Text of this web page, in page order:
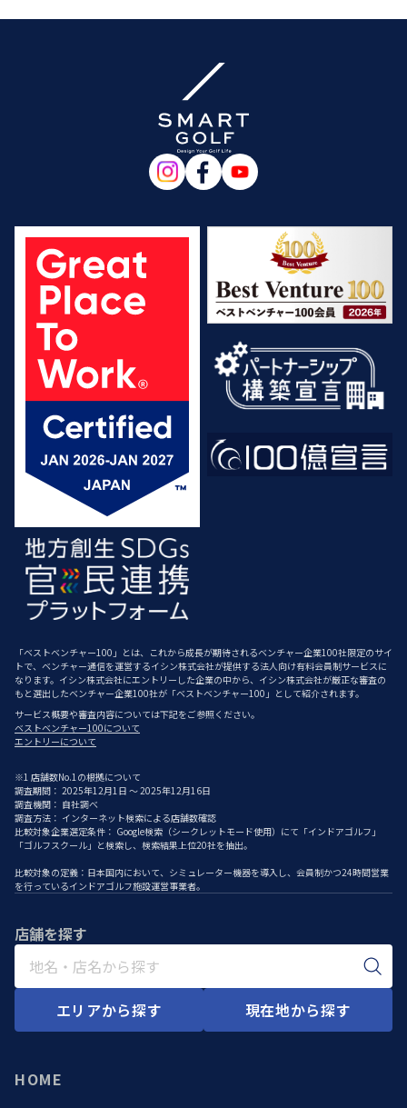
「ベストベンチャー100」とは、これから成長が期待されるベンチャー企業100社限定のサイ
トで、ベンチャー通信を運営するイシン株式会社が提供する法人向け有料会員制サービスに
なります。イシン株式会社にエントリーした企業の中から、イシン株式会社が厳正な審査の
もと選出したベンチャー企業100社が「ベストベンチャー100」として紹介されます。
サービス概要や審査内容については下記をご参照ください。
ベストベンチャー100について
エントリーについて
※1 店舗数No.1の根拠について
調査期間： 2025年12月1日 ～ 2025年12月16日
調査機関： 自社調べ
調査方法： インターネット検索による店舗数確認
比較対象企業選定条件： Google検索（シークレットモード使用）にて「インドアゴルフ」
「ゴルフスクール」と検索し、検索結果上位20社を抽出。
比較対象の定義：日本国内において、シミュレーター機器を導入し、会員制かつ24時間営業
を行っているインドアゴルフ施設運営事業者。
店舗を探す
エリアから探す 現在地から探す
HOME